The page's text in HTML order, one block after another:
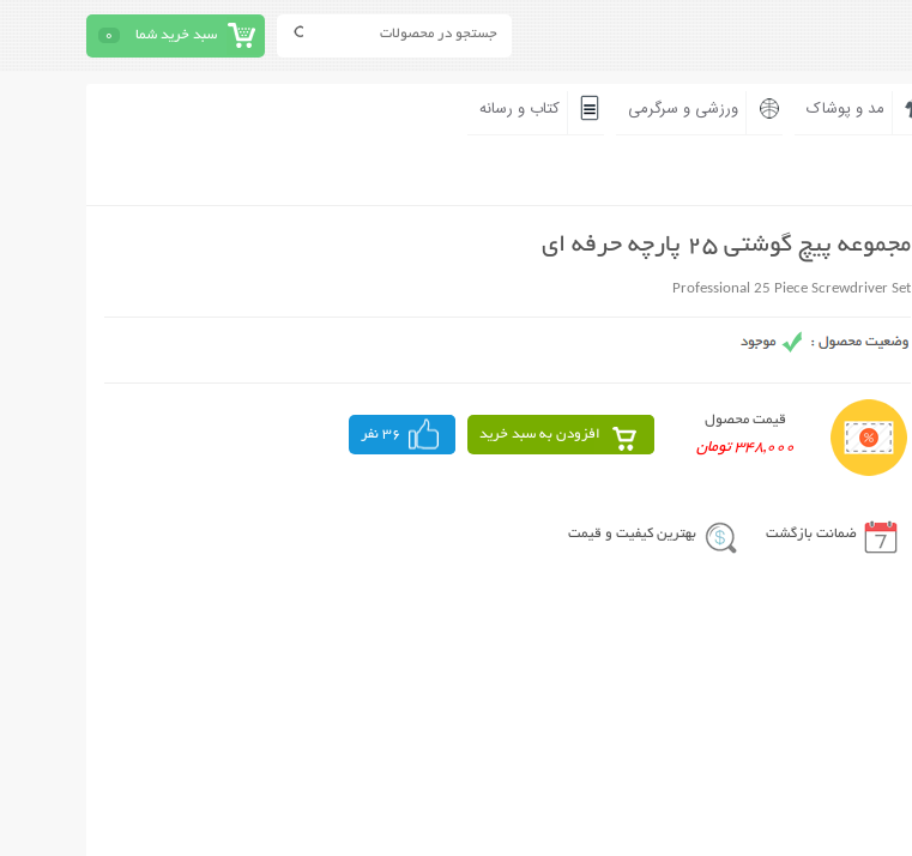
سبد خرید شما 0
مد و پوشاک ورزشی و سرگرمی کتاب و رسانه
مجموعه پیچ گوشتی 25 پارچه حرفه ای
Professional 25 Piece Screwdriver Set
قیمت محصول
348,000 تومان
افزودن به سبد خرید 36 نفر
ضمانت بازگشت بهترین کیفیت و قیمت